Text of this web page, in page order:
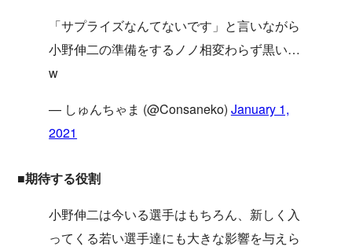
「サプライズなんてないです」と言いながら
小野伸二の準備をするノノ相変わらず黒い…
w
— しゅんちゃま (@Consaneko) January 1,
2021
■期待する役割
小野伸二は今いる選手はもちろん、新しく入
ってくる若い選手達にも大きな影響を与えら